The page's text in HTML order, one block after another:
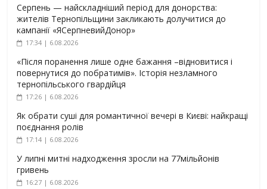
Серпень — найскладніший період для донорства:
жителів Тернопільщини закликають долучитися до
кампанії «ЯСерпневийДонор»
17:34 | 6.08.2026
«Після поранення лише одне бажання –відновитися і
повернутися до побратимів». Історія незламного
тернопільського гвардійця
17:26 | 6.08.2026
Як обрати суші для романтичної вечері в Києві: найкращі
поєднання ролів
17:14 | 6.08.2026
У липні митні надходження зросли на 77мільйонів
гривень
16:27 | 6.08.2026